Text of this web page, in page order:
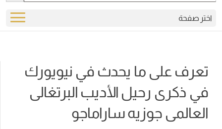
اختر صفحة
تعرف على ما يحدث في نيويورك
في ذكرى رحيل الأديب البرتغالى
العالمى جوزيه ساراماجو